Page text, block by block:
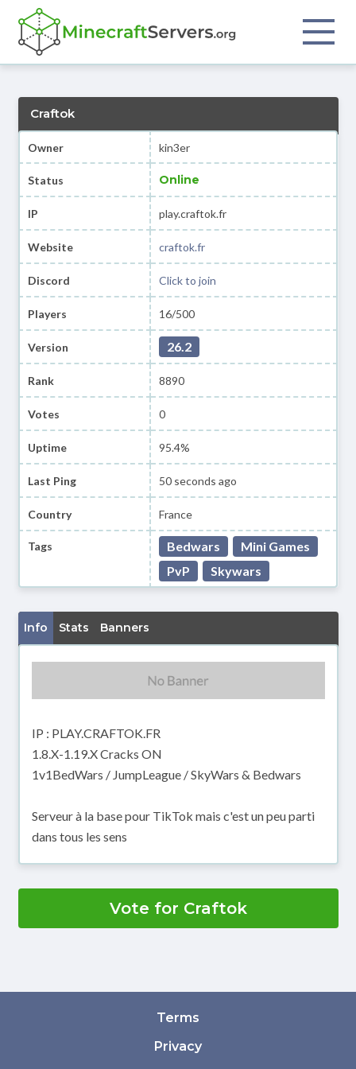
Craftok
Owner kin3er
Status Online
IP play.craftok.fr
Website craftok.fr
Discord Click to join
Players 16/500
Version 26.2
Rank 8890
Votes 0
Uptime 95.4%
Last Ping 50 seconds ago
Country France
Tags Bedwars
Mini Games
PvP
Skywars
Info Stats Banners
IP : PLAY.CRAFTOK.FR
1.8.X-1.19.X Cracks ON
1v1BedWars / JumpLeague / SkyWars & Bedwars
Serveur à la base pour TikTok mais c'est un peu parti
dans tous les sens
Vote for Craftok
Terms
Privacy